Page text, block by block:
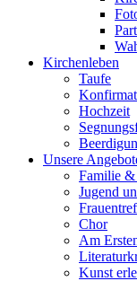
Kirchenleben
Taufe
Hochzeit
Unsere
Familie
Jugend
Chor
Am
Kunst